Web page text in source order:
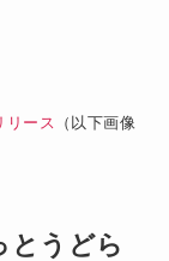
リース （以下画像
とうどら